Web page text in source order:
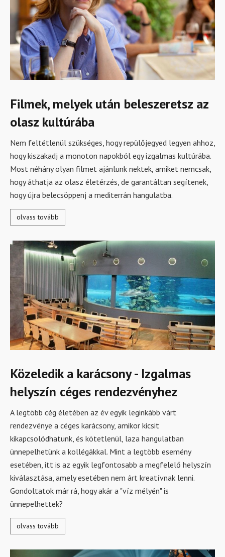
Filmek, melyek után beleszeretsz az
olasz kultúrába
Nem feltétlenül szükséges, hogy repülőjegyed legyen ahhoz,
hogy kiszakadj a monoton napokból egy izgalmas kultúrába.
Most néhány olyan filmet ajánlunk nektek, amiket nemcsak,
hogy áthatja az olasz életérzés, de garantáltan segítenek,
hogy újra belecsöppenj a mediterrán hangulatba.
olvass tovább
Közeledik a karácsony - Izgalmas
helyszín céges rendezvényhez
A legtöbb cég életében az év egyik leginkább várt
rendezvénye a céges karácsony, amikor kicsit
kikapcsolódhatunk, és kötetlenül, laza hangulatban
ünnepelhetünk a kollégákkal. Mint a legtöbb esemény
esetében, itt is az egyik legfontosabb a megfelelő helyszín
kiválasztása, amely esetében nem árt kreatívnak lenni.
Gondoltatok már rá, hogy akár a "víz mélyén" is
ünnepelhettek?
olvass tovább